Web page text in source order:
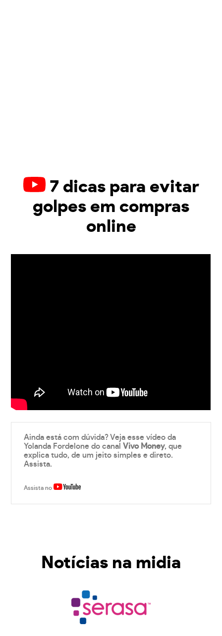
7 dicas para evitar
golpes em compras
online
Ainda está com dúvida? Veja esse vídeo da
Yolanda Fordelone do canalVivo Money, que
explica tudo, de um jeito simples e direto.
Assista.
Assista no
Notícias na midia